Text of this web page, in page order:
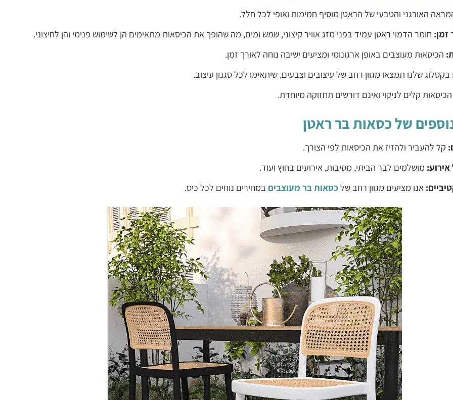
האורגני והטבעי של הראטן מוסיף חמימות ואופי לכל חלל.
זמן: חומר הדמוי ראטן עמיד בפני מזג אוויר קיצוני, שמש ומים, מה שהופך את הכיסאות מתאימים הן לשימוש פנימי והן לחיצוני.
הכיסאות מעוצבים באופן ארגונומי ומציעים ישיבה נוחה לאורך זמן.
בקטלוג שלנו תמצאו מגוון רחב של עיצובים וצבעים, שיתאימו לכל סגנון עיצוב.
הכיסאות קלים לניקוי ואינם דורשים תחזוקה מיוחדת.
של כסאות בר ראטן
קל להעביר ולהזיז את הכיסאות לפי הצורך.
מושלמים לבר הביתי, מסיבות, אירועים בחוץ ועוד.
אנו מציעים מגוון רחב שלכסאות בר מעוצבים במחירים נוחים לכל כיס.